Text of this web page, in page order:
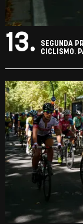
13.
SEGUNDA
CICLISMO.